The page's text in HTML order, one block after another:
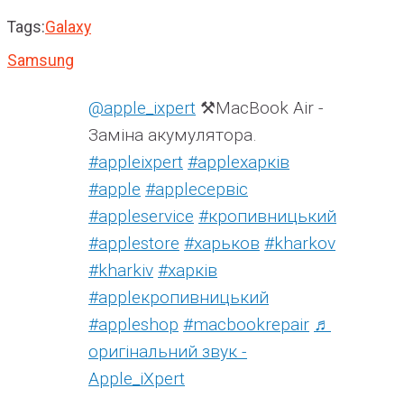
Tags:Galaxy
Samsung
@apple_ixpert ⚒️MacBook Air -
Заміна акумулятора.
#appleixpert #аррleхарків
#apple #аррleсервіс
#appleservice #кропивницький
#applestore #харьков #kharkov
#kharkiv #харків
#appleкропивницький
#appleshop #macbookrepair ♬
оригінальний звук -
Apple_iXpert